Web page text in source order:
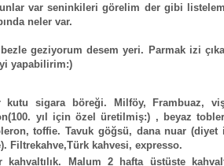
var seninkileri görelim der gibi
neler var.
geziyorum desem yeri. Parmak izi
yapabilirim:)
kutu sigara böreği. Milföy, Frambuaz,
yıl için özel üretilmiş:) , beyaz
toffie. Tavuk göğsü, dana nuar (diyet
Filtrekahve,Türk kahvesi, expresso.
kahvaltılık. Malum 2 hafta üstüste